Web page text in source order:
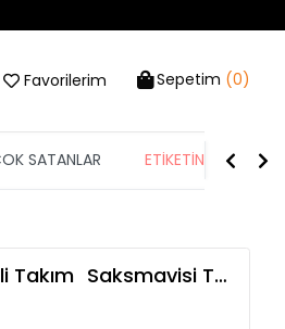
Favorilerim Sepetim (0)
SATANLAR ETİKETİN YARISI
Takım Saksmavisi TZLP-00017912